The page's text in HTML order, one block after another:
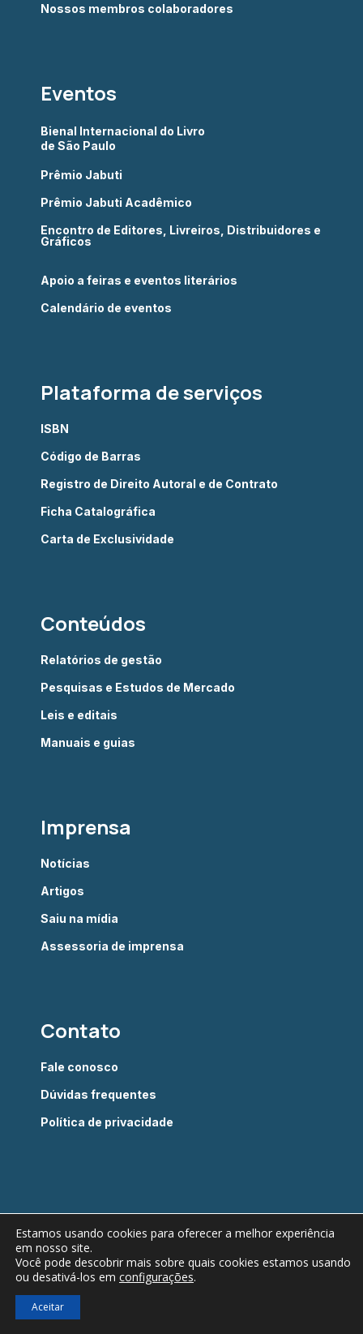
Nossos membros colaboradores
Eventos
Bienal Internacional do Livro
de São Paulo
Prêmio Jabuti
Prêmio Jabuti Acadêmico
Encontro de Editores, Livreiros, Distribuidores e
Gráficos
Apoio a feiras e eventos literários
Calendário de eventos
Plataforma de serviços
ISBN
Código de Barras
Registro de Direito Autoral e de Contrato
Ficha Catalográfica
Carta de Exclusividade
Conteúdos
Relatórios de gestão
Pesquisas e Estudos de Mercado
Leis e editais
Manuais e guias
Imprensa
Notícias
Artigos
Saiu na mídia
Assessoria de imprensa
Contato
Fale conosco
Dúvidas frequentes
Política de privacidade
Câmara Brasileira do Livro © 2022 - Todos os direitos
reservados
Estamos usando cookies para oferecer a melhor experiência
em nosso site.
Você pode descobrir mais sobre quais cookies estamos usando
ou desativá-los em configurações.
Aceitar